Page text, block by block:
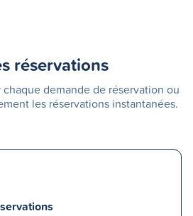
réservations
demande de réservation ou
les réservations instantanées.